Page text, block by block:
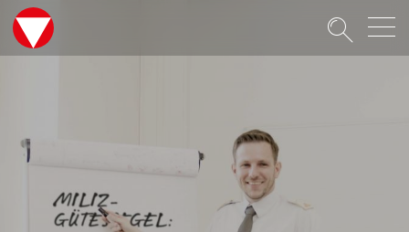
Suche